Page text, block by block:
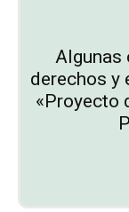
Algunas
derechos y
«Proyecto